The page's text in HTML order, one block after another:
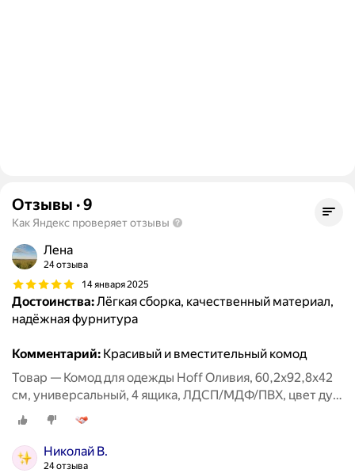
Отзывы ·9
Как Яндекс проверяет отзывы
Лена
24 отзыва
14 января 2025
Достоинства:Лёгкая сборка, качественный материал,
надёжная фурнитура
Комментарий: Красивый и вместительный комод
Товар — Комод для одежды Hoff Оливия, 60,2х92,8х42
см, универсальный, 4 ящика, ЛДСП/МДФ/ПВХ, цвет дуб
Сонома, белое дерево
Николай В.
24 отзыва